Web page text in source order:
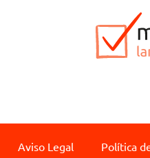
Aviso Legal Política